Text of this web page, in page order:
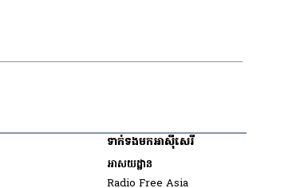
ទាក់ទងមកអាស៊ីសេរី
អាសយដ្ឋាន
Radio Free Asia